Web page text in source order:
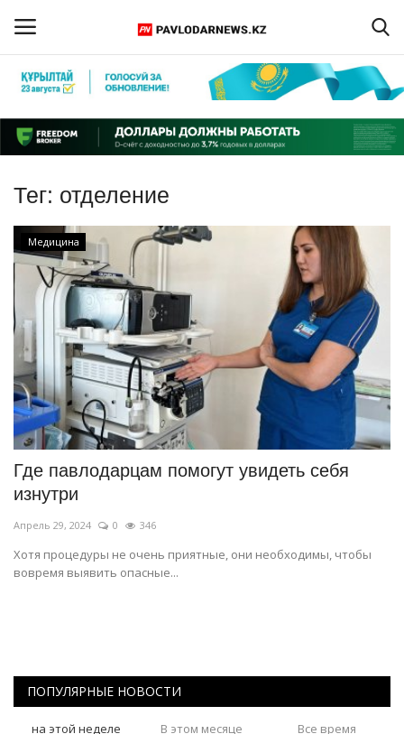
Регистрация
Главная
Обратная связь
ПАВЛОДАРСКАЯ ОБЛАСТЬ
КАЗАХСТАН
МИР
СПЕЦПРОЕКТЫ
СПОРТ
Чек-лист
РАЗВЛЕЧЕНИЯ
OFFICIAL
Қазақша Русский
Тег: отделение
Медицина
Где павлодарцам помогут увидеть себя
изнутри
Апрель 29, 2024 0 346
Хотя процедуры не очень приятные, они необходимы, чтобы
вовремя выявить опасные...
ПОПУЛЯРНЫЕ НОВОСТИ
на этой неделе В этом месяце Все время